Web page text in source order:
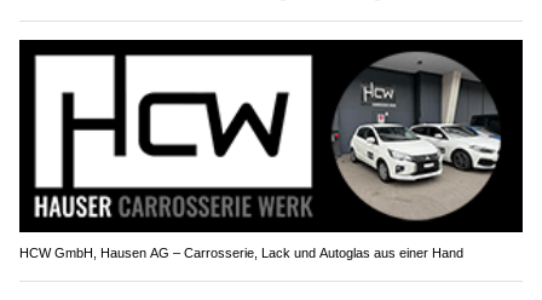
HCW GmbH, Hausen AG – Carrosserie, Lack und Autoglas aus einer Hand